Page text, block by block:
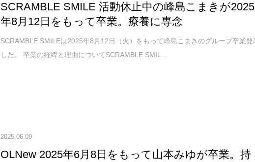
SCRAMBLE SMILE 活動休止中の峰島こまきが2025
年8月12日をもって卒業。療養に専念
SCRAMBLE SMILEは2025年8月12日（火）をもって峰島こまきのグループ卒業発
した。 卒業の経緯と理由についてSCRAMBLE SMIL...
2025.06.09
OLNew 2025年6月8日をもって山本みゆが卒業。持